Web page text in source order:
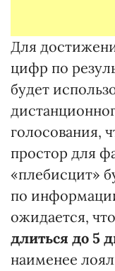
Для
цифр по
будет
голосования,
простор для
«плебисцит»
по
ожидается, что
длиться до 5
наименее